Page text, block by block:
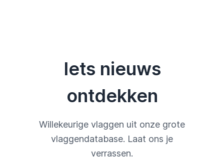
Iets nieuws
ontdekken
Willekeurige vlaggen uit onze grote
vlaggendatabase. Laat ons je
verrassen.